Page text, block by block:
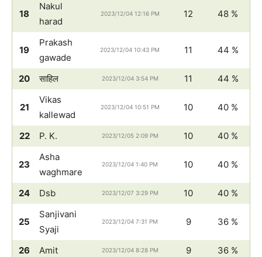
18
Nakul
harad
2023/12/04 12:16 PM 12 48 %
19
Prakash
gawade
2023/12/04 10:43 PM 11 44 %
20 साहिल 2023/12/04 3:54 PM 11 44 %
21
Vikas
kallewad
2023/12/04 10:51 PM 10 40 %
22 P. K. 2023/12/05 2:09 PM 10 40 %
23
Asha
waghmare
2023/12/04 1:40 PM 10 40 %
24 Dsb 2023/12/07 3:29 PM 10 40 %
25
Sanjivani
Syaji
2023/12/04 7:31 PM 9 36 %
26 Amit 2023/12/04 8:28 PM 9
36 %